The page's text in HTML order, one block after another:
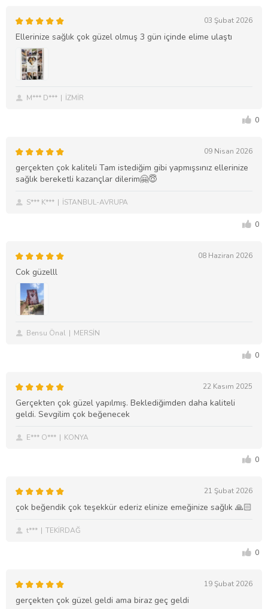
03 Şubat 2026
Ellerinize sağlık çok güzel olmuş 3 gün içinde elime ulaştı
M*** D*** İZMİR
0
09 Nisan 2026
gerçekten çok kaliteli Tam istediğim gibi yapmışsınız ellerinize
sağlık bereketli kazançlar dilerim🤗😇
S*** K*** İSTANBUL-AVRUPA
0
08 Haziran 2026
Cok güzelll
Bensu Önal MERSİN
0
22 Kasım 2025
Gerçekten çok güzel yapılmış. Beklediğimden daha kaliteli
geldi. Sevgilim çok beğenecek
E*** O*** KONYA
0
21 Şubat 2026
çok beğendik çok teşekkür ederiz elinize emeğinize sağlık 🙏🏻
t*** TEKİRDAĞ
0
19 Şubat 2026
gerçekten çok güzel geldi ama biraz geç geldi